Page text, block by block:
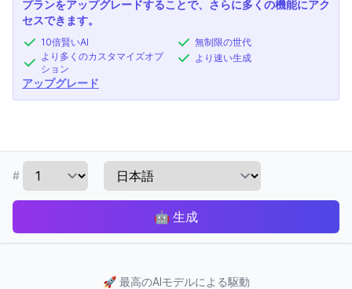
プランをアップグレードすることで、さらに多くの機能にアク
セスできます。
10倍賢いAI
より多くのカスタマイズオプ
ション
無制限の世代
より速い生成
アップグレード
#
🤖 生成
🚀 最高のAIモデルによる駆動